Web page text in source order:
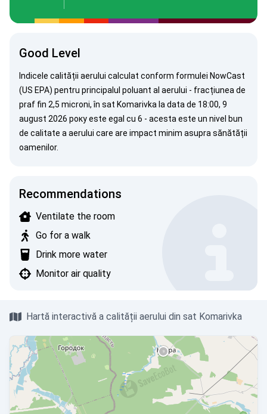
Good Level
Indicele calității aerului calculat conform formulei NowCast
(US EPA) pentru principalul poluant al aerului - fracțiunea de
praf fin 2,5 microni, în sat Komarivka la data de 18:00, 9
august 2026 року este egal cu 6 - acesta este un nivel bun
de calitate a aerului care are impact minim asupra sănătății
oamenilor.
Recommendations
Ventilate the room
Go for a walk
Drink more water
Monitor air quality
Hartă interactivă a calității aerului din sat Komarivka